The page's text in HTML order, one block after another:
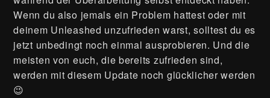
Wenn du also jemals ein Problem hattest oder mit
deinem Unleashed unzufrieden warst, solltest du es
jetzt unbedingt noch einmal ausprobieren. Und die
meisten von euch, die bereits zufrieden sind,
werden mit diesem Update noch glücklicher werden
😉